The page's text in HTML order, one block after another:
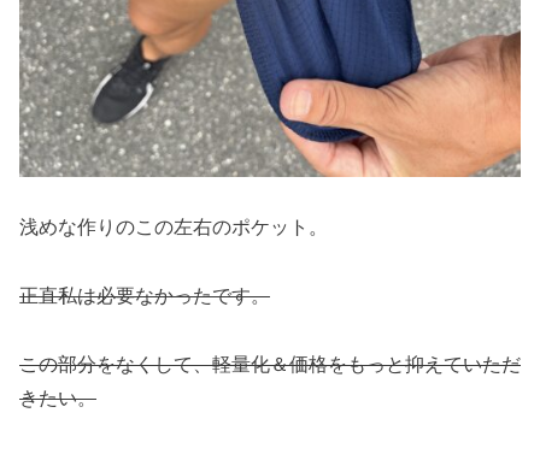
浅めな作りのこの左右のポケット。
正直私は必要なかったです。
この部分をなくして、軽量化＆価格をもっと抑えていただ
きたい。